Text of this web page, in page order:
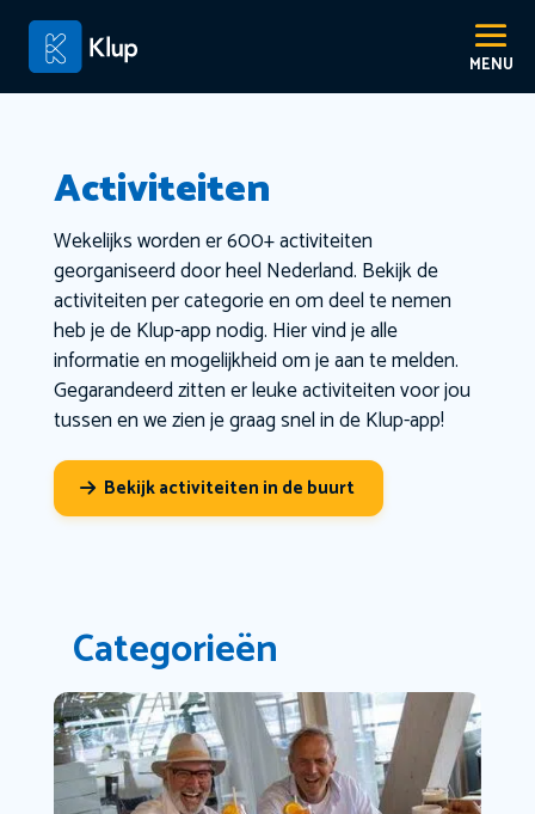
Activiteiten
Wekelijks worden er 600+ activiteiten
georganiseerd door heel Nederland. Bekijk de
activiteiten per categorie en om deel te nemen
heb je de Klup-app nodig. Hier vind je alle
informatie en mogelijkheid om je aan te melden.
Gegarandeerd zitten er leuke activiteiten voor jou
tussen en we zien je graag snel in de Klup-app!
Bekijk activiteiten in de buurt
Categorieën